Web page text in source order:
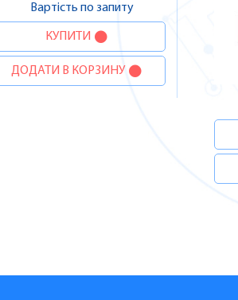
Вартість по запиту
КУПИТИ
ДОДАТИ В КОРЗИНУ